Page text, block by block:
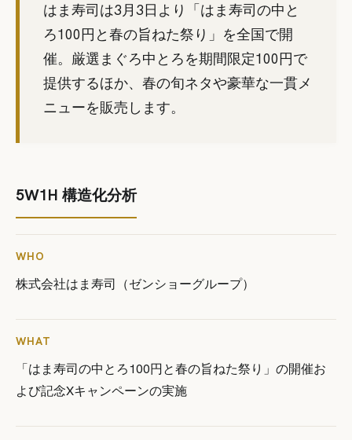
はま寿司は3月3日より「はま寿司の中と
ろ100円と春の旨ねた祭り」を全国で開
催。厳選まぐろ中とろを期間限定100円で
提供するほか、春の旬ネタや豪華な一貫メ
ニューを販売します。
5W1H 構造化分析
WHO
株式会社はま寿司（ゼンショーグループ）
WHAT
「はま寿司の中とろ100円と春の旨ねた祭り」の開催お
よび記念Xキャンペーンの実施